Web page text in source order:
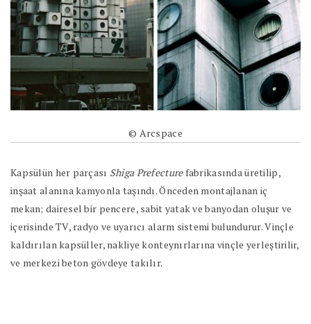
© Arcspace
Kapsülün her parçası Shiga Prefecturefabrikasında üretilip,
inşaat alanına kamyonla taşındı. Önceden montajlanan iç
mekan; dairesel bir pencere, sabit yatak ve banyodan oluşur ve
içerisinde TV, radyo ve uyarıcı alarm sistemi bulundurur. Vinçle
kaldırılan kapsüller, nakliye konteynırlarına vinçle yerleştirilir,
ve merkezi beton gövdeye takılır.